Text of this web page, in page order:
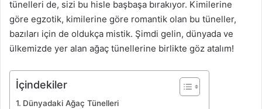
tünelleri de, sizi bu hisle başbaşa bırakıyor. Kimilerine
göre egzotik, kimilerine göre romantik olan bu tüneller,
bazıları için de oldukça mistik. Şimdi gelin, dünyada ve
ülkemizde yer alan ağaç tünellerine birlikte göz atalım!
İçindekiler
Dünyadaki Ağaç Tünelleri